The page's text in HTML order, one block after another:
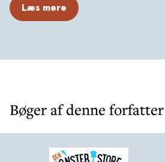
Læs mere
Bøger af denne forfatter